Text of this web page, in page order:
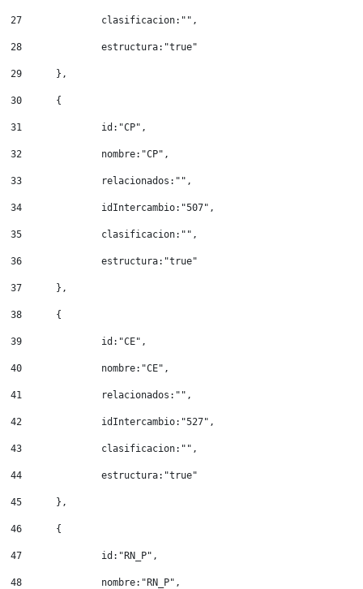
27
		clasificacion:"",
28
		estructura:"true"
29
	},
30
	{
31
		id:"CP",
32
		nombre:"CP",
33
		relacionados:"",
34
		idIntercambio:"507",
35
		clasificacion:"",
36
		estructura:"true"
37
	},
38
	{
39
		id:"CE",
40
		nombre:"CE",
41
		relacionados:"",
42
		idIntercambio:"527",
43
		clasificacion:"",
44
		estructura:"true"
45
	},
46
	{
47
		id:"RN_P",
48
		nombre:"RN_P",